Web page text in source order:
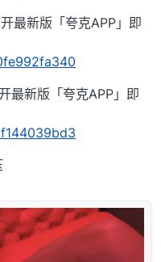
最新版「夸克APP」即
最新版「夸克APP」即